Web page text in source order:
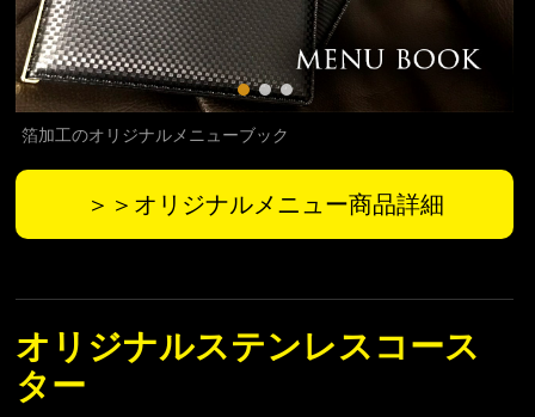
箔加工のオリジナルメニューブック
＞＞オリジナルメニュー商品詳細
オリジナルステンレスコース
ター